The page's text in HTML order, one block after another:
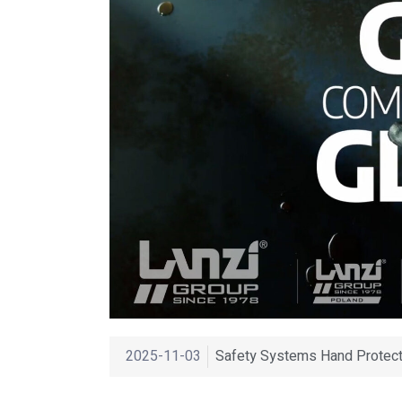
2025-11-03 Safety Systems Hand